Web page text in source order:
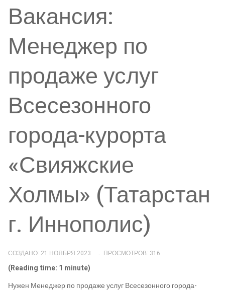
Вакансия:
Менеджер по
продаже услуг
Всесезонного
города-курорта
«Свияжские
Холмы» (Татарстан
г. Иннополис)
СОЗДАНО: 21 НОЯБРЯ 2023 ПРОСМОТРОВ: 316
(Reading time: 1 minute)
Нужен Менеджер по продаже услуг Всесезонного города-